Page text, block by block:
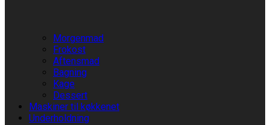
Morgenmad
Frokost
Aftensmad
Bagning
Kage
Dessert
Maskiner til køkkenet
Underholdning